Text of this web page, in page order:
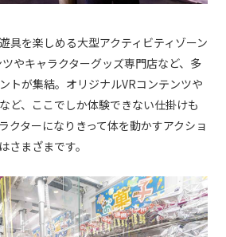
具を楽しめる大型アクティビティゾーン
やキャラクターグッズ専門店など、多
トが集結。オリジナルVRコンテンツや
ど、ここでしか体験できない仕掛けも
クターになりきって体を動かすアクショ
さまざまです。